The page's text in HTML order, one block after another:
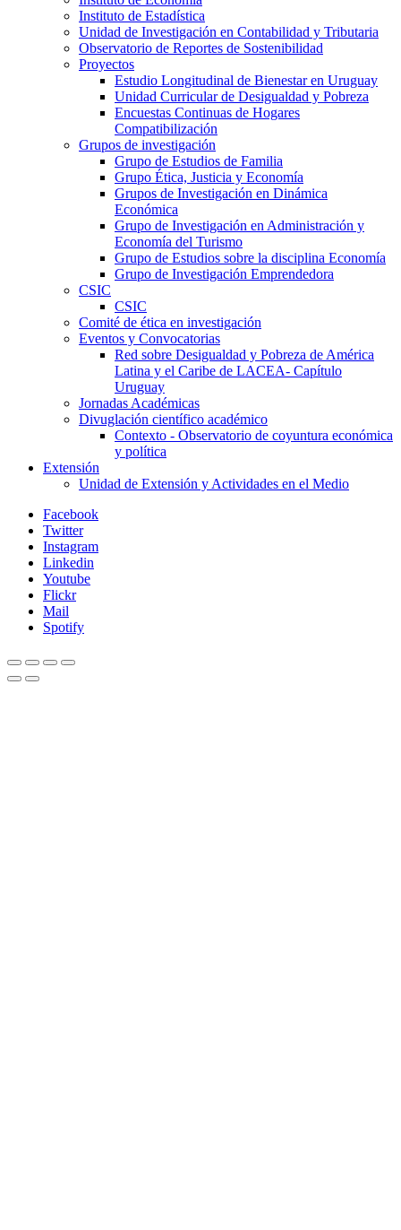
Instituto de Estadística
Unidad de Investigación en Contabilidad y Tributaria
Observatorio de Reportes de Sostenibilidad
Proyectos
Estudio Longitudinal de Bienestar en Uruguay
Unidad Curricular de Desigualdad y Pobreza
Encuestas Continuas de Hogares
Compatibilización
Grupos de investigación
Grupo de Estudios de Familia
Grupo Ética, Justicia y Economía
Grupos de Investigación en Dinámica
Económica
Grupo de Investigación en Administración y
Economía del Turismo
Grupo de Estudios sobre la disciplina Economía
Grupo de Investigación Emprendedora
CSIC
CSIC
Comité de ética en investigación
Eventos y Convocatorias
Red sobre Desigualdad y Pobreza de América
Latina y el Caribe de LACEA- Capítulo
Uruguay
Jornadas Académicas
Divuglación científico académico
Contexto - Observatorio de coyuntura económica
y política
Extensión
Unidad de Extensión y Actividades en el Medio
Facebook
Twitter
Instagram
Linkedin
Youtube
Flickr
Mail
Spotify